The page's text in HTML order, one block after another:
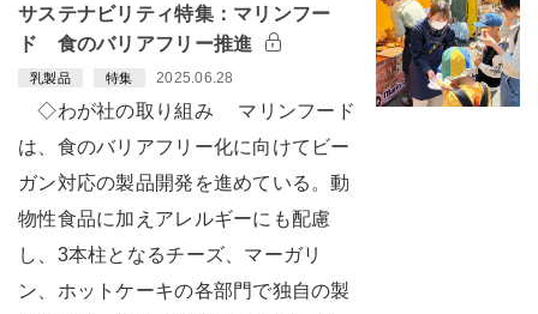
サステナビリティ特集：マリンフー
ド 食のバリアフリー推進
乳製品 特集 2025.06.28
◇わが社の取り組み マリンフード
は、食のバリアフリー化に向けてビー
ガン対応の製品開発を進めている。動
物性食品に加えアレルギーにも配慮
し、3本柱となるチーズ、マーガリ
ン、ホットケーキの各部門で独自の製